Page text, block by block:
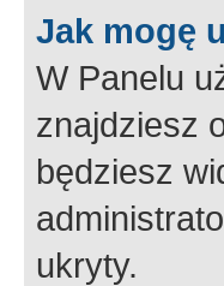
Jak mogę
W Panelu
znajdziesz
będziesz
ukryty.